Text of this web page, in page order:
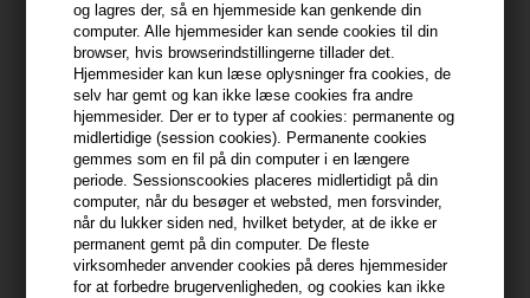
og lagres der, så en hjemmeside kan genkende din
computer. Alle hjemmesider kan sende cookies til din
browser, hvis browserindstillingerne tillader det.
Hjemmesider kan kun læse oplysninger fra cookies, de
selv har gemt og kan ikke læse cookies fra andre
hjemmesider. Der er to typer af cookies: permanente og
midlertidige (session cookies). Permanente cookies
gemmes som en fil på din computer i en længere
periode. Sessionscookies placeres midlertidigt på din
computer, når du besøger et websted, men forsvinder,
når du lukker siden ned, hvilket betyder, at de ikke er
permanent gemt på din computer. De fleste
virksomheder anvender cookies på deres hjemmesider
for at forbedre brugervenligheden, og cookies kan ikke
Du får 12 DKK til dit næste køb når du køber denne vare -
min konto
399,10 DKK FRA GRATIS FRAGT 399.1 DKK
Beskrivelse Anmeldelser Fabrikant
Paul Mitchell Smoothing Super Skinny Shampoo renser effektivt
dit hår og hovedbund i dybden.